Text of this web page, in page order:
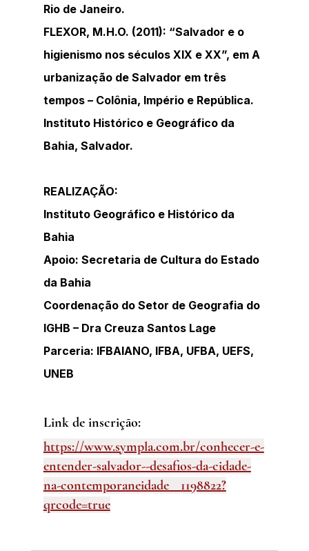
Rio de Janeiro.
FLEXOR, M.H.O. (2011): “Salvador e o
higienismo nos séculos XIX e XX”, em A
urbanização de Salvador em três
tempos – Colônia, Império e República.
Instituto Histórico e Geográfico da
Bahia, Salvador.
REALIZAÇÃO:
Instituto Geográfico e Histórico da
Bahia
Apoio: Secretaria de Cultura do Estado
da Bahia
Coordenação do Setor de Geografia do
IGHB – Dra Creuza Santos Lage
Parceria: IFBAIANO, IFBA, UFBA, UEFS,
UNEB
Link de inscrição:
https://www.sympla.com.br/conhecer-e-
entender-salvador--desafios-da-cidade-
na-contemporaneidade__1198822?
qrcode=true